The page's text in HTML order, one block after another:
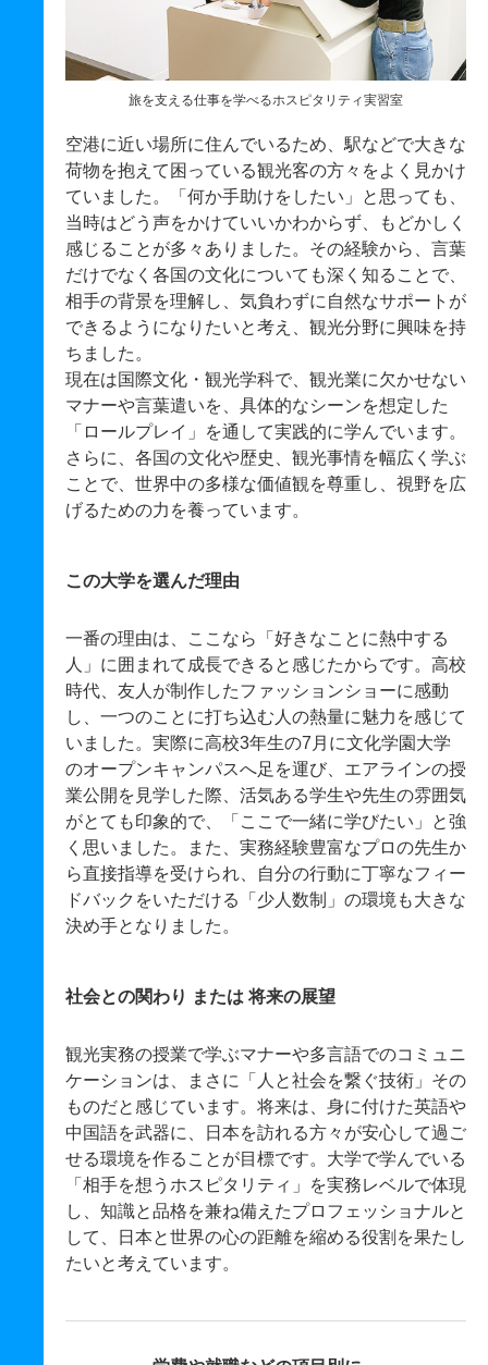
旅を支える仕事を学べるホスピタリティ実習室
空港に近い場所に住んでいるため、駅などで大きな
荷物を抱えて困っている観光客の方々をよく見かけ
ていました。「何か手助けをしたい」と思っても、
当時はどう声をかけていいかわからず、もどかしく
感じることが多々ありました。その経験から、言葉
だけでなく各国の文化についても深く知ることで、
相手の背景を理解し、気負わずに自然なサポートが
できるようになりたいと考え、観光分野に興味を持
ちました。
現在は国際文化・観光学科で、観光業に欠かせない
マナーや言葉遣いを、具体的なシーンを想定した
「ロールプレイ」を通して実践的に学んでいます。
さらに、各国の文化や歴史、観光事情を幅広く学ぶ
ことで、世界中の多様な価値観を尊重し、視野を広
げるための力を養っています。
この大学を選んだ理由
一番の理由は、ここなら「好きなことに熱中する
人」に囲まれて成長できると感じたからです。高校
時代、友人が制作したファッションショーに感動
し、一つのことに打ち込む人の熱量に魅力を感じて
いました。実際に高校3年生の7月に文化学園大学
のオープンキャンパスへ足を運び、エアラインの授
業公開を見学した際、活気ある学生や先生の雰囲気
がとても印象的で、「ここで一緒に学びたい」と強
く思いました。また、実務経験豊富なプロの先生か
ら直接指導を受けられ、自分の行動に丁寧なフィー
ドバックをいただける「少人数制」の環境も大きな
決め手となりました。
社会との関わり または 将来の展望
観光実務の授業で学ぶマナーや多言語でのコミュニ
ケーションは、まさに「人と社会を繋ぐ技術」その
ものだと感じています。将来は、身に付けた英語や
中国語を武器に、日本を訪れる方々が安心して過ご
せる環境を作ることが目標です。大学で学んでいる
「相手を想うホスピタリティ」を実務レベルで体現
し、知識と品格を兼ね備えたプロフェッショナルと
して、日本と世界の心の距離を縮める役割を果たし
たいと考えています。